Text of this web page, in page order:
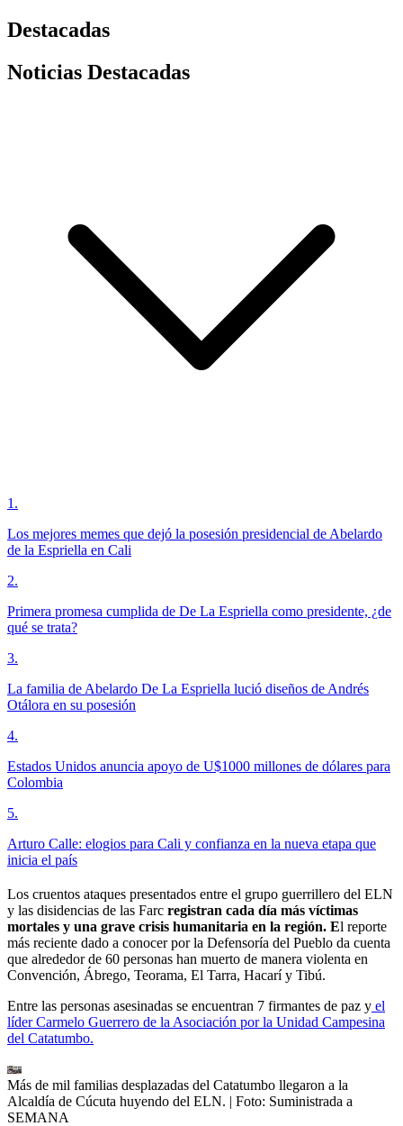
Destacadas
Noticias Destacadas
1 .
Los mejores memes que dejó la posesión presidencial de Abelardo
de la Espriella en Cali
2.
Primera promesa cumplida de De La Espriella como presidente, ¿de
qué se trata?
3.
La familia de Abelardo De La Espriella lució diseños de Andrés
Otálora en su posesión
4.
Estados Unidos anuncia apoyo de U$1000 millones de dólares para
Colombia
5.
Arturo Calle: elogios para Cali y confianza en la nueva etapa que
inicia el país
Los cruentos ataques presentados entre el grupo guerrillero del ELN
y las disidencias de las Farc registran cada día más víctimas
mortales y una grave crisis humanitaria en la región. El reporte
más reciente dado a conocer por la Defensoría del Pueblo da cuenta
que alrededor de 60 personas han muerto de manera violenta en
Convención, Ábrego, Teorama, El Tarra, Hacarí y Tibú.
Entre las personas asesinadas se encuentran 7 firmantes de paz y el
líder Carmelo Guerrero de la Asociación por la Unidad Campesina
del Catatumbo.
Más de mil familias desplazadas del Catatumbo llegaron a la
Alcaldía de Cúcuta huyendo del ELN. | Foto: Suministrada a
SEMANA